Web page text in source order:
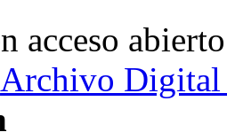
acceso
Archivo